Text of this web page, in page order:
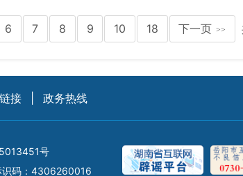
6 7 8 9 10 18 下一页 >>
接 政务热线
号
识码：4306260016